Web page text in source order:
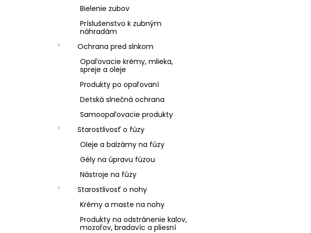
Bielenie zubov
Príslušenstvo k zubným
náhradám
Ochrana pred slnkom
Opaľovacie krémy, mlieka,
spreje a oleje
Produkty po opaľovaní
Detská slnečná ochrana
Samoopaľovacie produkty
Starostlivosť o fúzy
Oleje a balzámy na fúzy
Gély na úpravu fúzou
Nástroje na fúzy
Starostlivosť o nohy
Krémy a maste na nohy
Produkty na odstránenie kalov,
mozoľov, bradavíc a pliesní